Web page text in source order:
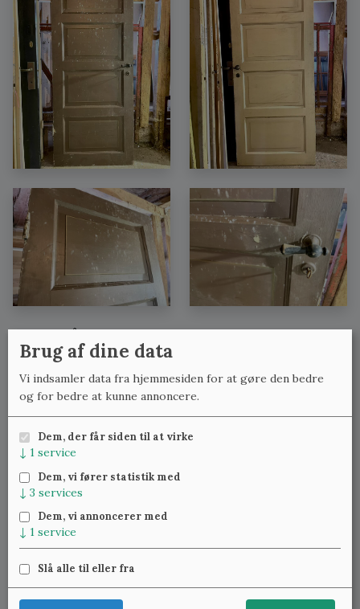
Se også:
Fyldningsdøre med lignende mål
Fyldningsdøre med lignende bredde
Fyldningsdøre med lignende højde
nye varer.
22 25 69 11
lennart@studinski.dk
Brug af dine data
Vi indsamler data fra hjemmesiden for at gøre den bedre
og for bedre at kunne annoncere.
Dem, der får siden til at virke
↓ 1 service
Dem, vi fører statistik med
↓ 3 services
Dem, vi annoncerer med
↓ 1 service
Slå alle til eller fra